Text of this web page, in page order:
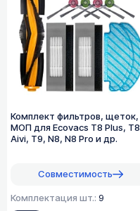
Комплект фильтров, щеток,
МОП для Ecovacs T8 Plus, T8
Aivi, T9, N8, N8 Pro и др.
Совместимость
Комплектация шт.: 9